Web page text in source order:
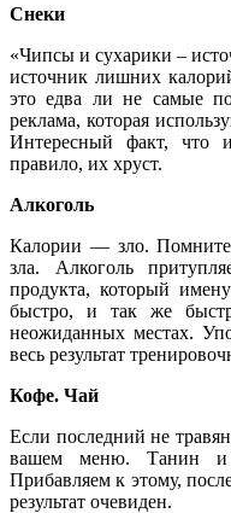
Снеки
«Чипсы и сухарики –
источник лишних
это едва ли не самые
реклама, которая
Интересный факт, что
правило, их хруст.
Алкоголь
Калории — зло.
зла. Алкоголь
продукта, который
быстро, и так же
неожиданных местах.
весь результат
Кофе. Чай
Если последний не
вашем меню. Танин и
Прибавляем к этому,
результат очевиден.